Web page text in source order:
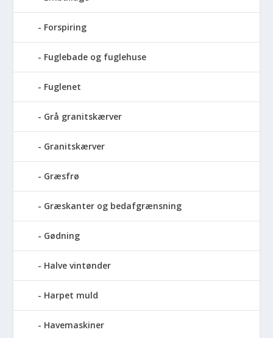
Forspiring
Fuglebade og fuglehuse
Fuglenet
Grå granitskærver
Granitskærver
Græsfrø
Græskanter og bedafgrænsning
Gødning
Halve vintønder
Harpet muld
Havemaskiner